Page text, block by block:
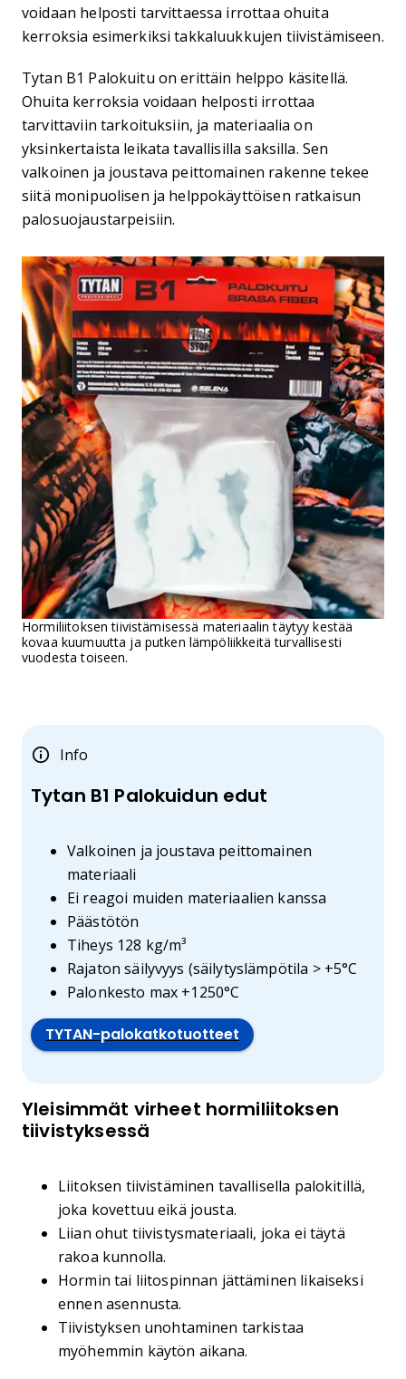
voidaan helposti tarvittaessa irrottaa ohuita
kerroksia esimerkiksi takkaluukkujen tiivistämiseen.
Tytan B1 Palokuitu on erittäin helppo käsitellä.
Ohuita kerroksia voidaan helposti irrottaa
tarvittaviin tarkoituksiin, ja materiaalia on
yksinkertaista leikata tavallisilla saksilla. Sen
valkoinen ja joustava peittomainen rakenne tekee
siitä monipuolisen ja helppokäyttöisen ratkaisun
palosuojaustarpeisiin.
Hormiliitoksen tiivistämisessä materiaalin täytyy kestää
kovaa kuumuutta ja putken lämpöliikkeitä turvallisesti
vuodesta toiseen.
Info
Tytan B1 Palokuidun edut
Valkoinen ja joustava peittomainen
materiaali
Ei reagoi muiden materiaalien kanssa
Päästötön
Tiheys 128 kg/m³
Rajaton säilyvyys (säilytyslämpötila > +5°C
Palonkesto max +1250°C
TYTAN-palokatkotuotteet
Yleisimmät virheet hormiliitoksen
tiivistyksessä
Liitoksen tiivistäminen tavallisella palokitillä,
joka kovettuu eikä jousta.
Liian ohut tiivistysmateriaali, joka ei täytä
rakoa kunnolla.
Hormin tai liitospinnan jättäminen likaiseksi
ennen asennusta.
Tiivistyksen unohtaminen tarkistaa
myöhemmin käytön aikana.